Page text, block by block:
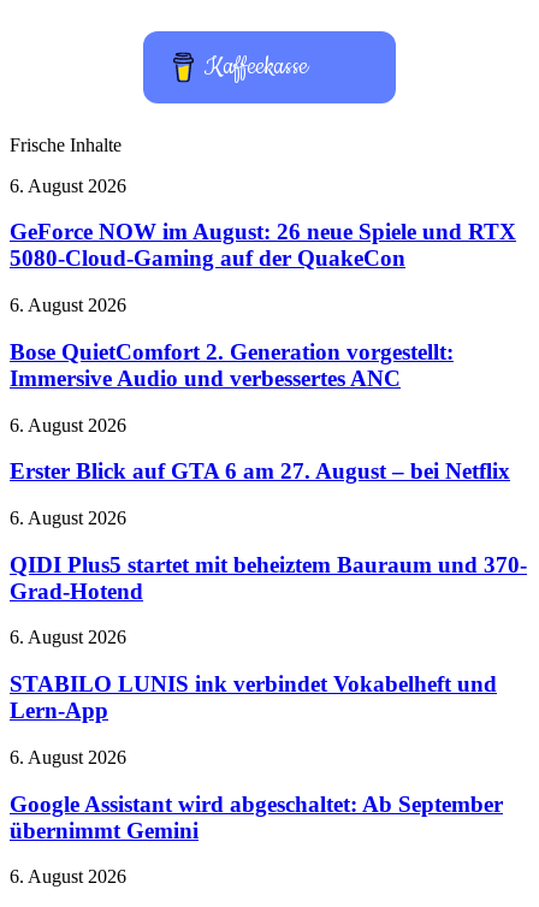
Kaffeekasse
Frische Inhalte
GeForce
im
August:
26
Spiele
RTX
5080-
Gaming
der
QuakeCon
6. August 2026
GeForce NOW im August: 26 neue Spiele und RTX
5080-Cloud-Gaming auf der QuakeCon
Bose
2.
Generation
vorgestellt:
Audio
verbessertes
6. August 2026
Bose QuietComfort 2. Generation vorgestellt:
Immersive Audio und verbessertes ANC
Erster
auf
6
27.
August
–
Netflix
6. August 2026
Erster Blick auf GTA 6 am 27. August – bei Netflix
QIDI
startet
mit
beheiztem
und
Grad-
Hotend
6. August 2026
QIDI Plus5 startet mit beheiztem Bauraum und 370-
Grad-Hotend
STABILO
ink
verbindet
Vokabelheft
Lern-
6. August 2026
STABILO LUNIS ink verbindet Vokabelheft und
Lern-App
Google
wird
abgeschaltet:
Ab
übernimmt
6. August 2026
Google Assistant wird abgeschaltet: Ab September
übernimmt Gemini
Diablo
6. August 2026